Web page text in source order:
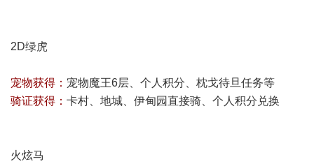
2D绿虎
宠物获得： 宠物魔王6层、个人积分、枕戈待旦任务等
骑证获得： 卡村、地城、伊甸园直接骑、个人积分兑换
火炫马